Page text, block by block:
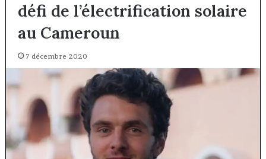
défi de l’électrification solaire
au Cameroun
7 décembre 2020